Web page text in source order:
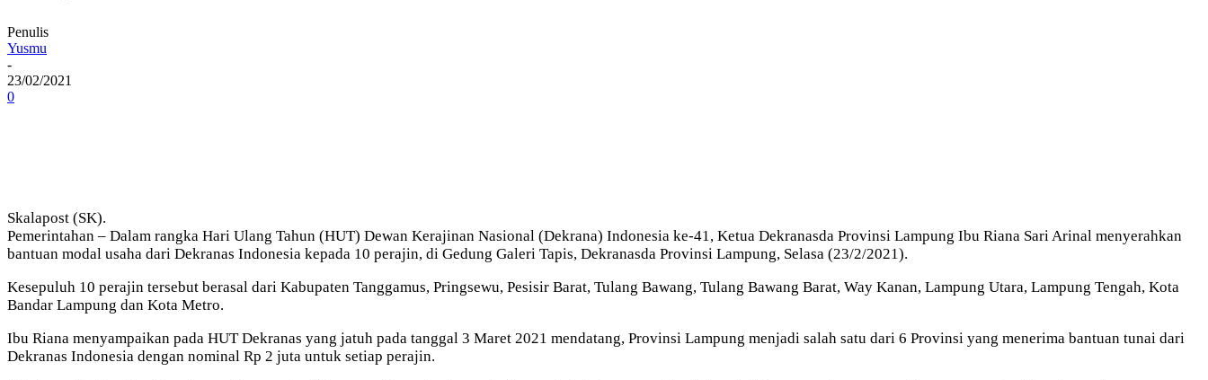
Penulis
Yusmu
-
23/02/2021
0
Skalapost (SK).
Pemerintahan – Dalam rangka Hari Ulang Tahun (HUT) Dewan Kerajinan Nasional (Dekrana) Indonesia ke-41, Ketua Dekranasda Provinsi Lampung Ibu Riana Sari Arinal menyerahkan
bantuan modal usaha dari Dekranas Indonesia kepada 10 perajin, di Gedung Galeri Tapis, Dekranasda Provinsi Lampung, Selasa (23/2/2021).
Kesepuluh 10 perajin tersebut berasal dari Kabupaten Tanggamus, Pringsewu, Pesisir Barat, Tulang Bawang, Tulang Bawang Barat, Way Kanan, Lampung Utara, Lampung Tengah, Kota
Bandar Lampung dan Kota Metro.
Ibu Riana menyampaikan pada HUT Dekranas yang jatuh pada tanggal 3 Maret 2021 mendatang, Provinsi Lampung menjadi salah satu dari 6 Provinsi yang menerima bantuan tunai dari
Dekranas Indonesia dengan nominal Rp 2 juta untuk setiap perajin.